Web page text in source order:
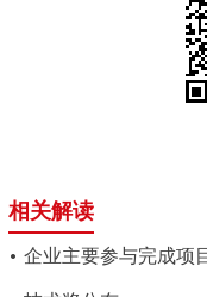
相关解读
企业主要参与完成项